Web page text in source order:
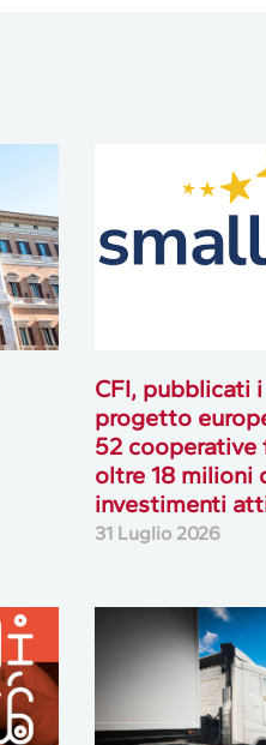
CFI, pubblicati
progetto
52 cooperative
oltre 18 milioni
investimenti
31 Luglio 2026